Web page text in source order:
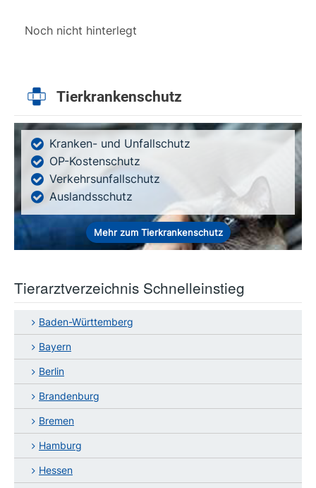
Noch nicht hinterlegt
Tierkrankenschutz
Kranken- und Unfallschutz
OP-Kostenschutz
Verkehrsunfallschutz
Auslandsschutz
Mehr zum Tierkrankenschutz
Tierarztverzeichnis Schnelleinstieg
Baden-Württemberg
Bayern
Berlin
Brandenburg
Bremen
Hamburg
Hessen